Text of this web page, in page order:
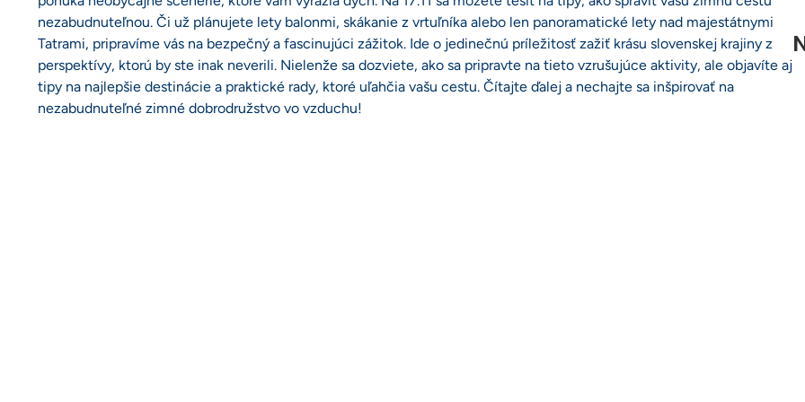
nezabudnuteľnou. Či už plánujete lety balonmi, skákanie z vrtuľníka alebo len panoramatické lety nad majestátnymi
Tatrami, pripravíme vás na bezpečný a fascinujúci zážitok. Ide o jedinečnú príležitosť zažiť krásu slovenskej krajiny z
perspektívy, ktorú by ste inak neverili. Nielenže sa dozviete, ako sa pripravte na tieto vzrušujúce aktivity, ale objavíte aj
tipy na najlepšie destinácie a praktické rady, ktoré uľahčia vašu cestu. Čítajte ďalej a nechajte sa inšpirovať na
nezabudnuteľné zimné dobrodružstvo vo vzduchu!